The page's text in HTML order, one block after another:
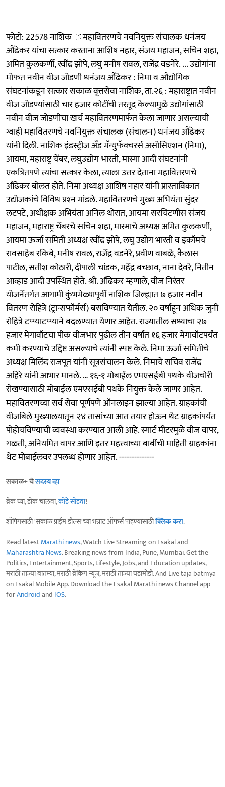
फोटो: 22578 नाशिक ः महावितरणचे नवनियुक्त संचालक धनंजय
औंढेकर यांचा सत्कार करताना आशिष नहार, संजय महाजन, सचिन शहा,
अमित कुलकर्णी, रवींद्र झोपे, लघु मनीष रावल, राजेंद्र वडनेरे. ... उद्योगांना
मोफत नवीन वीज जोडणी धनंजय औंढेकर : निमा व औद्योगिक
संघटनांकडून सत्कार सकाळ वृत्तसेवा नाशिक, ता.२६ : महाराष्ट्रात नवीन
वीज जोडण्यांसाठी चार हजार कोटींची तरतूद केल्यामुळे उद्योगांसाठी
नवीन वीज जोडणीचा खर्च महावितरणमार्फत केला जाणार असल्याची
ग्वाही महावितरणचे नवनियुक्त संचालक (संचालन) धनंजय औंढेकर
यांनी दिली. नाशिक इंडस्ट्रीज अँड मॅन्युफॅक्चरर्स असोसिएशन (निमा),
आयमा, महाराष्ट्र चेंबर, लघुउद्योग भारती, मास्मा आदी संघटनांनी
एकत्रितपणे त्यांचा सत्कार केला, त्याला उत्तर देताना महावितरणचे
औंढेकर बोलत होते. निमा अध्यक्ष आशिष नहार यांनी प्रास्ताविकात
उद्योजकांचे विविध प्रश्‍न मांडले. महावितरणचे मुख्य अभियंता सुंदर
लटपटे, अधीक्षक अभियंता अनिल थोरात, आयमा सरचिटणीस संजय
महाजन, महाराष्ट्र चेंबरचे सचिन शहा, मास्माचे अध्यक्ष अमित कुलकर्णी,
आयमा ऊर्जा समिती अध्यक्ष रवींद्र झोपे, लघु उद्योग भारती व इकॉमचे
रावसाहेब रकिबे, मनीष रावल, राजेंद्र वडनेरे, प्रवीण वाबळे, कैलास
पाटील, सतीश कोठारी, दीपाली चांडक, महेंद्र बच्छाव, नाना देवरे, नितीन
आव्हाड आदी उपस्थित होते. श्री. औंढेकर म्हणाले, वीज निरंतर
योजनेंतर्गत आगामी कुंभमेळ्यापूर्वी नाशिक जिल्ह्यात ७ हजार नवीन
वितरण रोहित्रे (ट्रान्सफॉर्मर्स) बसविण्यात येतील. २० वर्षांहून अधिक जुनी
रोहित्रे टप्प्याटप्प्याने बदलण्यात येणार आहेत. राज्यातील सध्याचा २७
हजार मेगावॉटचा पीक वीजभार पुढील तीन वर्षांत १६ हजार मेगावॉटपर्यंत
कमी करण्याचे उद्दिष्ट असल्याचे त्यांनी स्पष्ट केले. निमा ऊर्जा समितीचे
अध्यक्ष मिलिंद राजपूत यांनी सूत्रसंचालन केले. निमाचे सचिव राजेंद्र
अहिरे यांनी आभार मानले. … १६-१ मोबाईल एमएसईबी पथके वीजचोरी
रोखण्यासाठी मोबाईल एमएसईबी पथके नियुक्त केले जाणर आहेत.
महावितरणच्या सर्व सेवा पूर्णपणे ऑनलाइन झाल्या आहेत. ग्राहकांची
वीजबिले मुख्यालयातून २४ तासांच्या आत तयार होऊन थेट ग्राहकांपर्यंत
पोहोचविण्याची व्यवस्था करण्यात आली आहे. स्मार्ट मीटरमुळे वीज वापर,
गळती, अनियमित वापर आणि इतर महत्त्वाच्या बाबींची माहिती ग्राहकांना
थेट मोबाईलवर उपलब्ध होणार आहेत. --------------
सकाळ+ चेसदस्य व्हा
ब्रेक घ्या, डोकं चालवा,कोडे सोडवा!
शॉपिंगसाठी 'सकाळ प्राईम डील्स'च्या भन्नाट ऑफर्स पाहण्यासाठीक्लिक करा.
Read latestMarathi news, Watch Live Streaming on Esakal and
Maharashtra News. Breaking news from India, Pune, Mumbai. Get the
Politics, Entertainment, Sports, Lifestyle, Jobs, and Education updates,
मराठी ताज्या बातम्या, मराठी ब्रेकिंग न्यूज, मराठी ताज्या घडामोडी. And Live taja batmya
on Esakal Mobile App. Download the Esakal Marathi news Channel app
forAndroidand IOS.